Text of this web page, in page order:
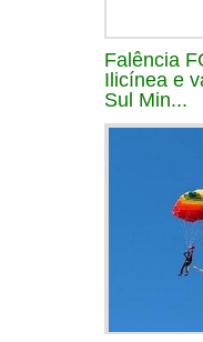
Falência
Ilicínea e
Sul Min...